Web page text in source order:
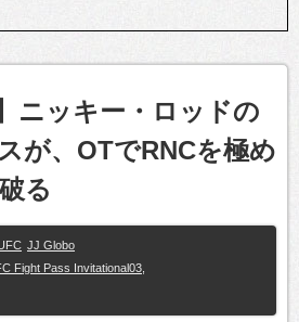
ニッキー・ロッドの
が、OTでRNCを極め
る
JJ Globo
Fight Pass Invitational03